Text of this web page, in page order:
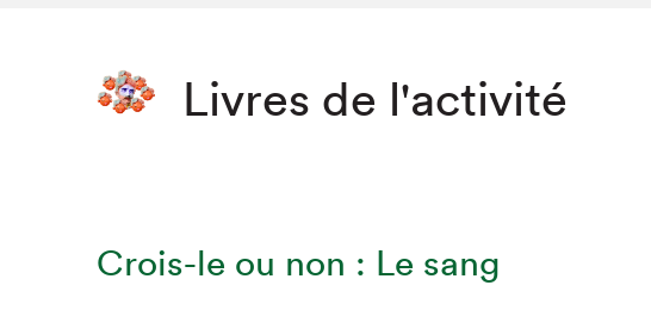
Livres de l'activité
Crois-le ou non : Le sang